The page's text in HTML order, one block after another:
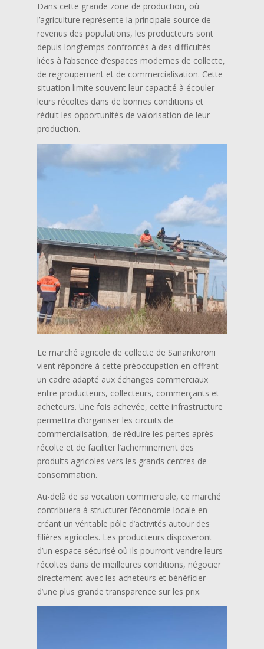
Dans cette grande zone de production, où
l’agriculture représente la principale source de
revenus des populations, les producteurs sont
depuis longtemps confrontés à des difficultés
liées à l’absence d’espaces modernes de collecte,
de regroupement et de commercialisation. Cette
situation limite souvent leur capacité à écouler
leurs récoltes dans de bonnes conditions et
réduit les opportunités de valorisation de leur
production.
Le marché agricole de collecte de Sanankoroni
vient répondre à cette préoccupation en offrant
un cadre adapté aux échanges commerciaux
entre producteurs, collecteurs, commerçants et
acheteurs. Une fois achevée, cette infrastructure
permettra d’organiser les circuits de
commercialisation, de réduire les pertes après
récolte et de faciliter l’acheminement des
produits agricoles vers les grands centres de
consommation.
Au-delà de sa vocation commerciale, ce marché
contribuera à structurer l’économie locale en
créant un véritable pôle d’activités autour des
filières agricoles. Les producteurs disposeront
d’un espace sécurisé où ils pourront vendre leurs
récoltes dans de meilleures conditions, négocier
directement avec les acheteurs et bénéficier
d’une plus grande transparence sur les prix.